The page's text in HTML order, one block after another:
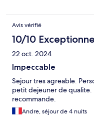
Avis vérifié
10/10
22 oct. 2024
Impeccable
Sejour tres agreable.
petit dejeuner de qualite.
recommande.
Andre, séjour de 4 nuits